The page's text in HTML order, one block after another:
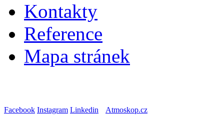
Kontakty
Reference
Mapa stránek
Facebook Instagram Linkedin Atmoskop.cz